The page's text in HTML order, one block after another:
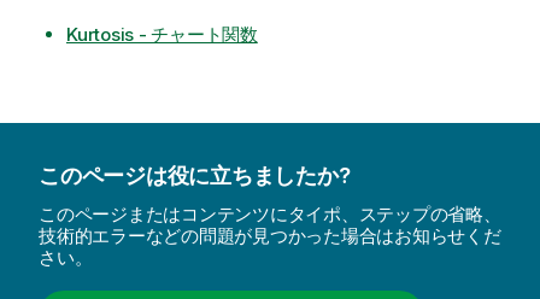
Kurtosis - チャート関数
このページは役に立ちましたか?
このページまたはコンテンツにタイポ、ステップの省略、
技術的エラーなどの問題が見つかった場合はお知らせくだ
さい。